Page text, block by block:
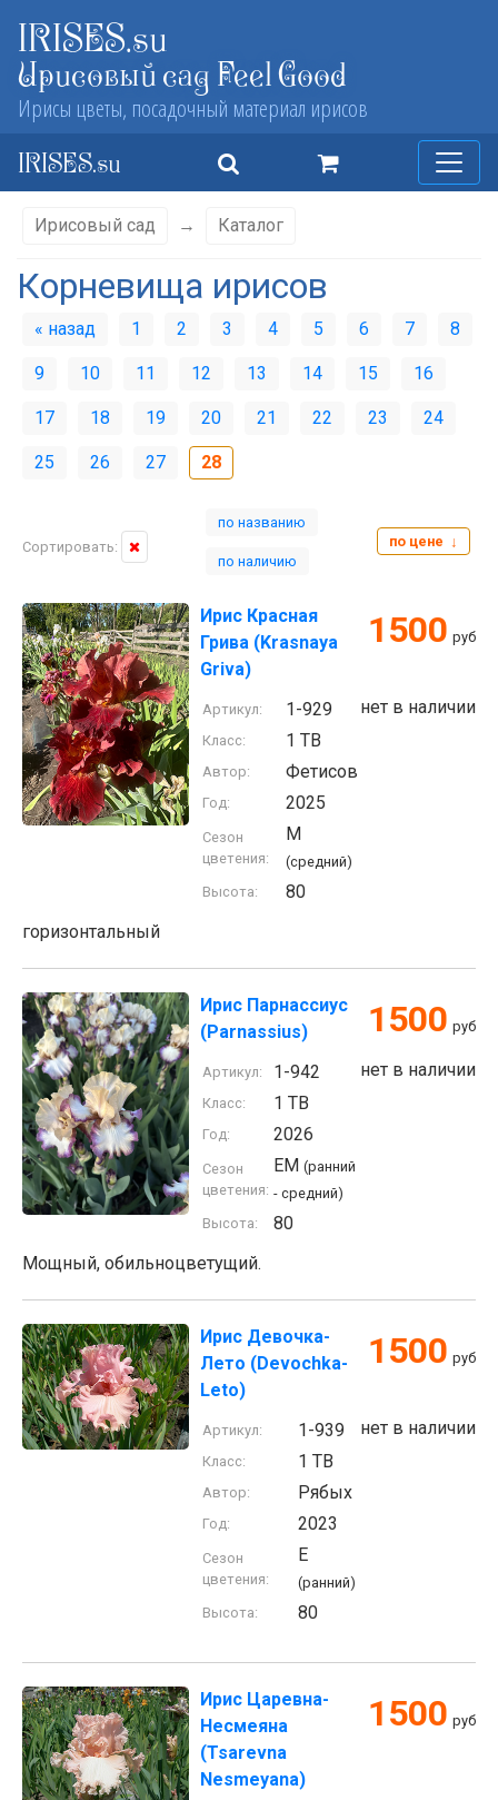
IRISES.su
Ирисовый сад Feel Good
Ирисы цветы, посадочный материал ирисов
IRISES.su
Ирисовый сад → Каталог
Корневища ирисов
« назад 1 2 3 4 5 6 7 8
9 10 11 12 13 14 15 16
17 18 19 20 21 22 23 24
25 26 27 28
Сортировать:
по названию
по наличию
по цене ↓
Ирис Красная
Грива (Krasnaya
Griva)
1500 руб
нет в наличии
Артикул: 1-929
Класс: 1 TB
Автор: Фетисов
Год: 2025
Сезон
цветения:
M
(средний)
Высота:
80
горизонтальный
Ирис Парнассиус
(Parnassius)
1500 руб
нет в наличии
Артикул: 1-942
Класс: 1 TB
Год: 2026
Сезон
цветения:
EM (ранний
- средний)
Высота:
80
Мощный, обильноцветущий.
Ирис Девочка-
Лето (Devochka-
Leto)
1500 руб
нет в наличии
Артикул: 1-939
Класс: 1 TB
Автор: Рябых
Год: 2023
Сезон
цветения:
E
(ранний)
Высота:
80
Ирис Царевна-
Несмеяна
(Tsarevna
Nesmeyana)
1500 руб